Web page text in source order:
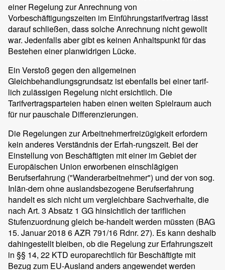
einer Regelung zur Anrechnung von
Vorbeschäftigungszeiten im Einführungstarifvertrag lässt
darauf schließen, dass solche Anrechnung nicht gewollt
war. Jedenfalls aber gibt es keinen Anhaltspunkt für das
Bestehen einer planwidrigen Lücke.
Ein Verstoß gegen den allgemeinen
Gleichbehandlungsgrundsatz ist ebenfalls bei einer tarif-
lich zulässigen Regelung nicht ersichtlich. Die
Tarifvertragsparteien haben einen weiten Spielraum auch
für nur pauschale Differenzierungen.
Die Regelungen zur Arbeitnehmerfreizügigkeit erfordern
kein anderes Verständnis der Erfah-rungszeit. Bei der
Einstellung von Beschäftigten mit einer im Gebiet der
Europäischen Union erworbenen einschlägigen
Berufserfahrung ("Wanderarbeitnehmer") und der von sog.
Inlän-dern ohne auslandsbezogene Berufserfahrung
handelt es sich nicht um vergleichbare Sachverhalte, die
nach Art. 3 Absatz 1 GG hinsichtlich der tariflichen
Stufenzuordnung gleich be-handelt werden müssten (BAG
15. Januar 2018 6 AZR 791/16 Rdnr. 27). Es kann deshalb
dahingestellt bleiben, ob die Regelung zur Erfahrungszeit
in §§ 14, 22 KTD europarechtlich für Beschäftigte mit
Bezug zum EU-Ausland anders angewendet werden